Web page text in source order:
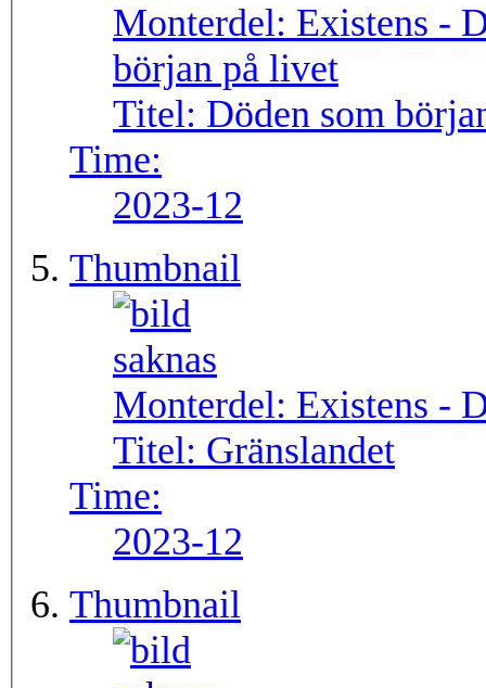
Monterdel: Existens -
början på livet
Titel: Döden som
Time:
2023-12
Thumbnail
Monterdel: Existens -
Titel: Gränslandet
Time:
2023-12
Thumbnail